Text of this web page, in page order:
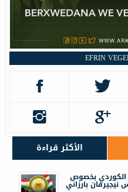
EFRIN
الأكثر قراءة
الكوردي بخصوص
نيجيرفان بارزاني